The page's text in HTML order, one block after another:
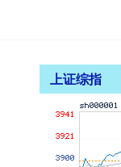
上证综指